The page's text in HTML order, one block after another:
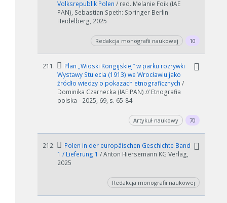
Volksrepublik Polen / red. Melanie Foik (IAE
PAN), Sebastian Speth: Springer Berlin
Heidelberg, 2025
Redakcja monografii naukowej 10
211.
Plan „Wioski Kongijskiej” w parku rozrywki
Wystawy Stulecia (1913) we Wrocławiu jako
źródło wiedzy o pokazach etnograficznych /
Dominika Czarnecka (IAE PAN) // Etnografia
polska - 2025, 69, s. 65-84
Artykuł naukowy 70
212.
Polen in der europäischen Geschichte Band
1 / Lieferung 1 / Anton Hiersemann KG Verlag,
2025
Redakcja monografii naukowej